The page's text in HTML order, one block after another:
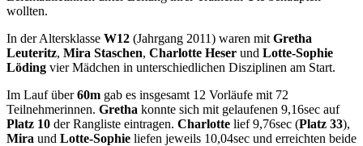
wollten.
In der Altersklasse W12 (Jahrgang 2011) waren mit Gretha
Leuteritz, Mira Staschen, Charlotte Heser und Lotte-Sophie
Löding vier Mädchen in unterschiedlichen Disziplinen am Start.
Im Lauf über60m gab es insgesamt 12 Vorläufe mit 72
Teilnehmerinnen. Gretha konnte sich mit gelaufenen 9,16sec auf
Platz 10 der Rangliste eintragen. Charlotte lief 9,76sec (Platz 33),
Mira und Lotte-Sophie liefen jeweils 10,04sec und erreichten beide